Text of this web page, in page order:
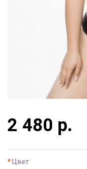
2 480 р.
Цвет